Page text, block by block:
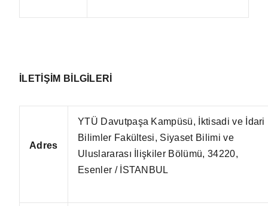
İLETİŞİM BİLGİLERİ
Adres
YTÜ Davutpaşa Kampüsü, İktisadi ve İdari
Bilimler Fakültesi, Siyaset Bilimi ve
Uluslararası İlişkiler Bölümü, 34220,
Esenler / İSTANBUL